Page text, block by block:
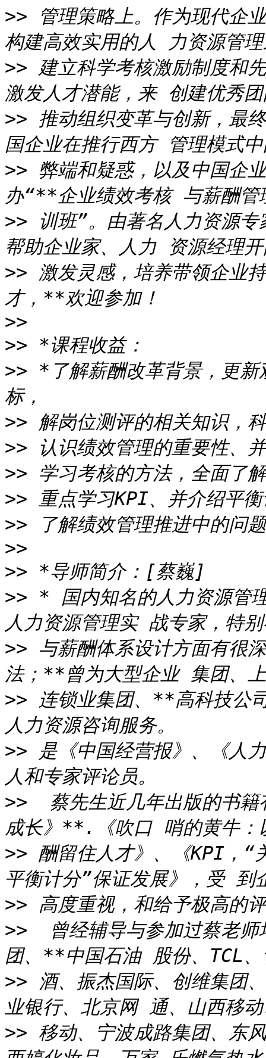
>> 管理策略上。作为现代企
>> 建立科学考核激励制度和
>> 推动组织变革与创新，最
>> 弊端和疑惑，以及中国企
>> 训班”。由著名人力资源
>> 激发灵感，培养带领企业
>>
>>
>> *了解薪酬改革背景，更新
>>
>>
>>
>>
>>
>>
>>
>> * 国内知名的人力资源管
>> 与薪酬体系设计方面有很
>> 连锁业集团、**高科技公
>> 是《中国经营报》、《人
>>
蔡先生近几年出版的书
>> 酬留住人才》、《KPI，“
>>
>>
曾经辅导与参加过蔡老
>> 酒、振杰国际、创维集团
>> 移动、宁波成路集团、东